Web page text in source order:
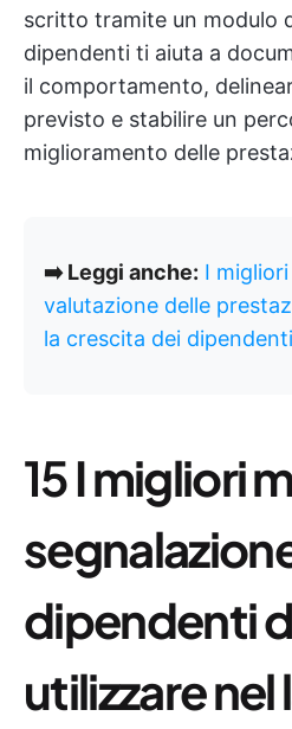
scritto tramite un modulo
dipendenti ti aiuta a
il comportamento,
previsto e stabilire un
miglioramento delle
➡️ Leggi anche: I
valutazione delle
la crescita dei dipendenti
15I migliori
dipendenti
utilizzare